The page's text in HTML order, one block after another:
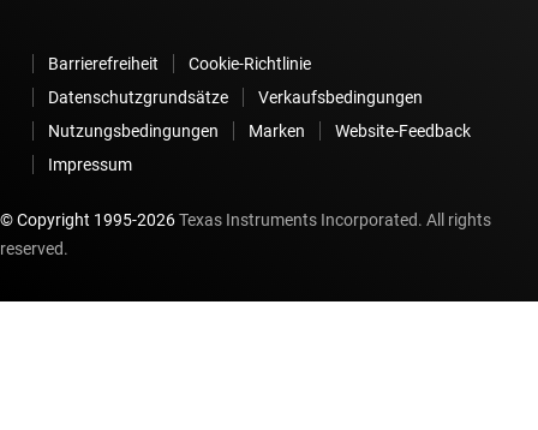
Barrierefreiheit
Cookie-Richtlinie
Datenschutzgrundsätze
Verkaufsbedingungen
Nutzungsbedingungen
Marken
Website-Feedback
Impressum
© Copyright 1995-2026Texas Instruments Incorporated. All rights
reserved.